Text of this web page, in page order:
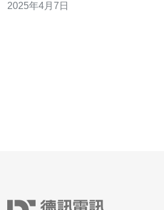
都能为您提供高质量的虚拟私有服务器服务。
2025年4月7日